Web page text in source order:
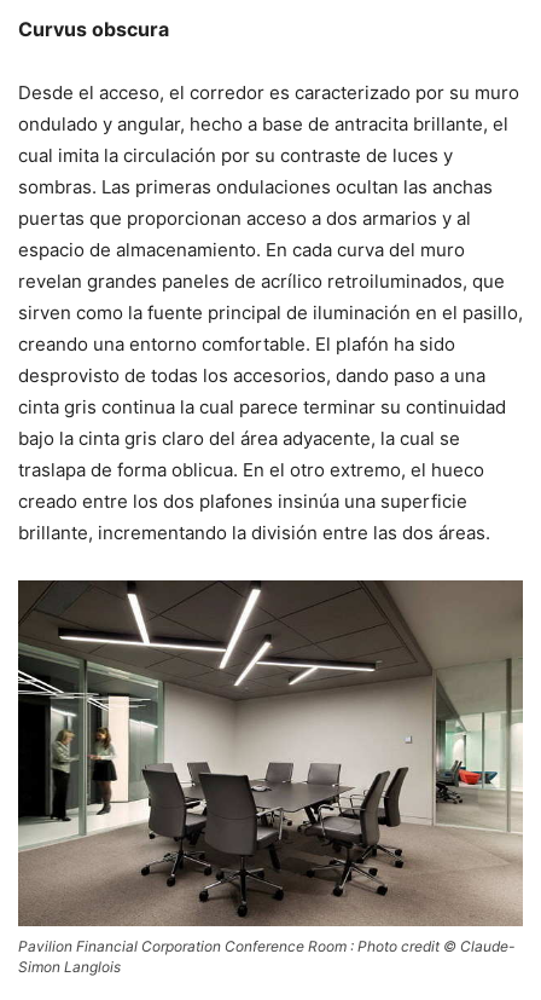
Curvus obscura
Desde el acceso, el corredor es caracterizado por su muro
ondulado y angular, hecho a base de antracita brillante, el
cual imita la circulación por su contraste de luces y
sombras. Las primeras ondulaciones ocultan las anchas
puertas que proporcionan acceso a dos armarios y al
espacio de almacenamiento. En cada curva del muro
revelan grandes paneles de acrílico retroiluminados, que
sirven como la fuente principal de iluminación en el pasillo,
creando una entorno comfortable. El plafón ha sido
desprovisto de todas los accesorios, dando paso a una
cinta gris continua la cual parece terminar su continuidad
bajo la cinta gris claro del área adyacente, la cual se
traslapa de forma oblicua. En el otro extremo, el hueco
creado entre los dos plafones insinúa una superficie
brillante, incrementando la división entre las dos áreas.
Pavilion Financial Corporation Conference Room : Photo credit © Claude-
Simon Langlois